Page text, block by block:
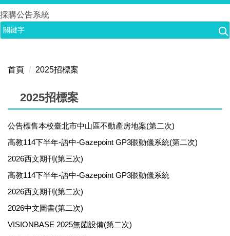
跳
到
主
容
採購公告系統
首頁 2025招標案
2025招標案
公告標售本校臺北市中山區不動產房地案(第二次)
高教114下半年-語中-Gazepoint GP3眼動儀系統(第二次)
2026西文期刊(第三次)
高教114下半年-語中-Gazepoint GP3眼動儀系統
2026西文期刊(第二次)
2026中文圖書(第二次)
VISIONBASE 2025無菌設備(第二次)